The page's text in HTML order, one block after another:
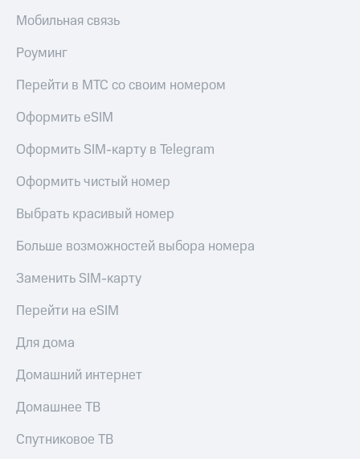
Мобильная связь
Роуминг
Перейти в МТС со своим номером
Оформить eSIM
Оформить SIM-карту в Telegram
Оформить чистый номер
Выбрать красивый номер
Больше возможностей выбора номера
Заменить SIM-карту
Перейти на eSIM
Для дома
Домашний интернет
Домашнее ТВ
Спутниковое ТВ